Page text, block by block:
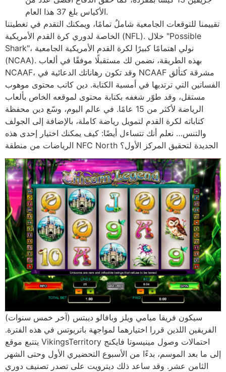
الأكياس بلغ 37 هذا العام.
تقييمنا للتوقعات الجامعية شاملٌ تمامًا، ويمكنك التقدم في تغطيتنا
الخاصة لدوري كرة القدم الأمريكية (NFL). خلال "Possible
Shark"، نولي اهتمامًا كبيرًا لكرة القدم الأمريكية الجامعية
(NCAA). بهذه الطريقة، نضمن لك مستقبلًا موفقًا في ألعاب
NCAAF، وقد تكون رهاناتك الدعائية في NCAAF مشرقة كتألق
الفساتين التي ترتديها في أمسية الكتابة. دين كاتب محتوى موهوب
مستقل، وقد طوّر شغفه بكتابة محتوى لموقعه الخاص بألعاب
الرياضة لأكثر من 15 عامًا. في عالم اليوم، وسّع دين محفظة
كتاباته لكرة القدم لتمويل رياضة كاملة، بالإضافة إلى الجولف
والتنس… نعلم أنك تتساءل أيضًا: كيف يمكنك اختيار إحدى هذه
الرياضات من منطقة NFC North الجديدة لتحقيق المركز الأول؟
سيكون فريقا ميامي ويلز وبافالو ديبتس (آخر خمس سنوات)
الفريقين اللذين قررا اختيارهما لمواجهة باتريوتس في هذه الفترة.
يتتبع موقع VikingsTerritory احتمالات وصول مينيسوتا فايكنج
إلى ما بعد الموسم، بدءًا من الأسبوع التحضيري الأول وحتى الشهر
الثامن عشر. وقد ساعد ذلك ديترويت على تصدر تصنيف دوري